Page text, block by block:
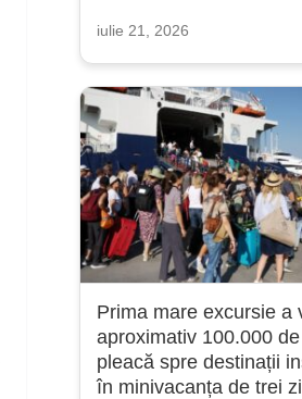
iulie 21, 2026
Prima mare excursie a
aproximativ 100.000
pleacă spre destinații
în minivacanța de trei